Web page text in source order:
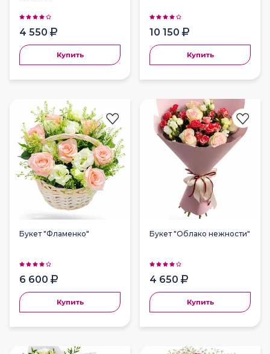
4 550
Купить
10 150
Купить
Букет "Фламенко"
6 600
Купить
Букет "Облако нежности"
4 650
Купить